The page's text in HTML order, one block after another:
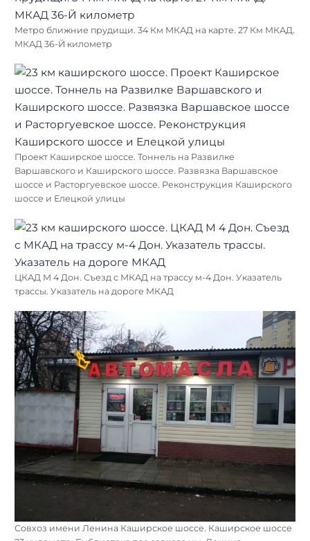
Метро ближние прудищи. 34 Км МКАД на карте. 27 Км МКАД.
МКАД 36-Й километр
Проект Каширское шоссе. Тоннель на Развилке
Варшавского и Каширского шоссе. Развязка Варшавское
шоссе и Расторгуевское шоссе. Реконструкция Каширского
шоссе и Елецкой улицы
ЦКАД М 4 Дон. Съезд с МКАД на трассу м-4 Дон. Указатель
трассы. Указатель на дороге МКАД
Совхоз имени Ленина Каширское шоссе. Каширское шоссе